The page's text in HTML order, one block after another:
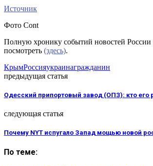
Источник
Фото Cont
Полную хронику событий новостей России
посмотреть (здесь).
КрымРоссияукраинагражданин
предыдущая статья
Одесский припортовый завод (ОПЗ): кто его
следующая статья
Почему NYT испугало Запад мощью новой
По теме: